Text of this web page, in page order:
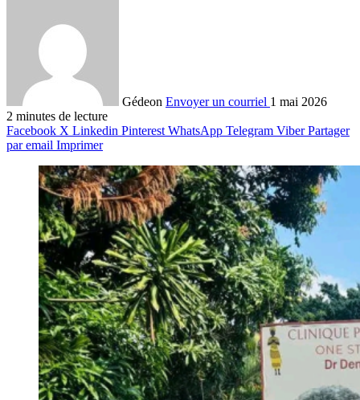
Gédeon Envoyer un courriel 1 mai 2026
2 minutes de lecture
Facebook X Linkedin Pinterest WhatsApp Telegram Viber Partager
par email Imprimer